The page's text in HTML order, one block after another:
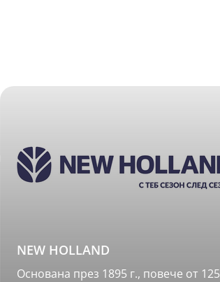
NEW HOLLAND
Основана през 1895 г., повече от 125